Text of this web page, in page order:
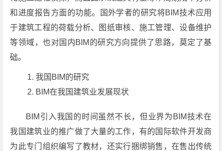
和进度报告方面的功能。国外学者的研究将BIM技术应用
于建筑工程的荷载分析、图纸审核、施工管理、设备维护
等领域，也对国内BIM的研究方向提供了思路，莫定了基
础。
我国BIM的研究
BIM在我国建筑业发展现状
BIM引入我国的时间虽然不长，但业界为BIM技术在
我国建筑业的推广做了大量的工作，有的国际软件开发商
为此专门组织编写了教材，还实行捆绑销售，在售出传统